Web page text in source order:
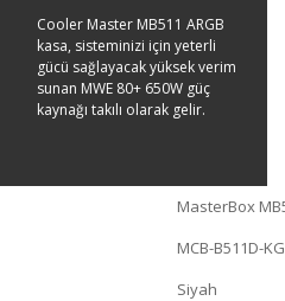
Cooler Master MB511 ARGB
kasa, sisteminizi için yeterli
gücü sağlayacak yüksek verim
sunan MWE 80+ 650W güç
kaynağı takılı olarak gelir.
MasterBox
MCB-B511D-
Siyah